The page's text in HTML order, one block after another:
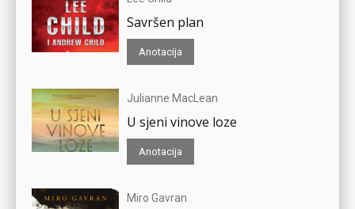
Savršen plan
Anotacija
Julianne MacLean
U sjeni vinove loze
Anotacija
Miro Gavran